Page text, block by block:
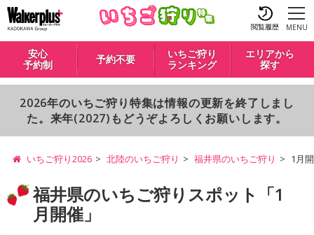
閲覧履歴 MENU
安心
予約制
予約不要
いちご狩り
ランキング
エリアから
探す
2026年のいちご狩り特集は情報の更新を終了しまし
た。来年(2027)もどうぞよろしくお願いします。
いちご狩り2026 北陸のいちご狩り 福井県のいちご狩り 1月
福井県のいちご狩りスポット「1
月開催」